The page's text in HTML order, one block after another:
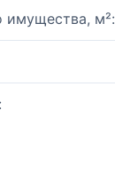
имущества, м²: